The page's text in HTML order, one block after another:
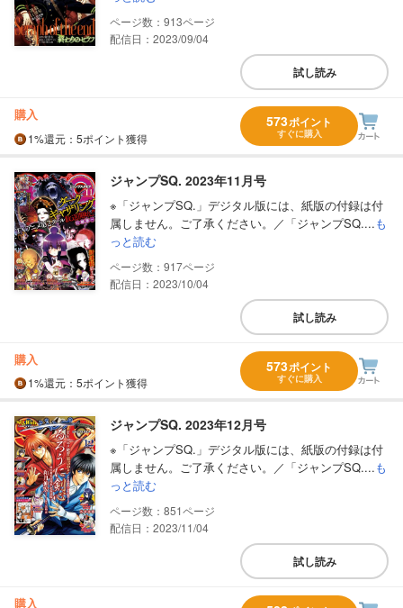
913
配信日：2023/09/04
試し読み
購入
1%還元 ：5ポイント獲得
573ポイント
すぐに購入
ジャンプSQ. 2023年11月号
※「ジャンプSQ.」デジタル版には、紙版の付録は付
属しません。ご了承ください。／「ジャンプSQ....も
っと読む
917
配信日：2023/10/04
試し読み
購入
1%還元 ：5ポイント獲得
573ポイント
すぐに購入
ジャンプSQ. 2023年12月号
※「ジャンプSQ.」デジタル版には、紙版の付録は付
属しません。ご了承ください。／「ジャンプSQ....も
っと読む
851
配信日：2023/11/04
試し読み
購入